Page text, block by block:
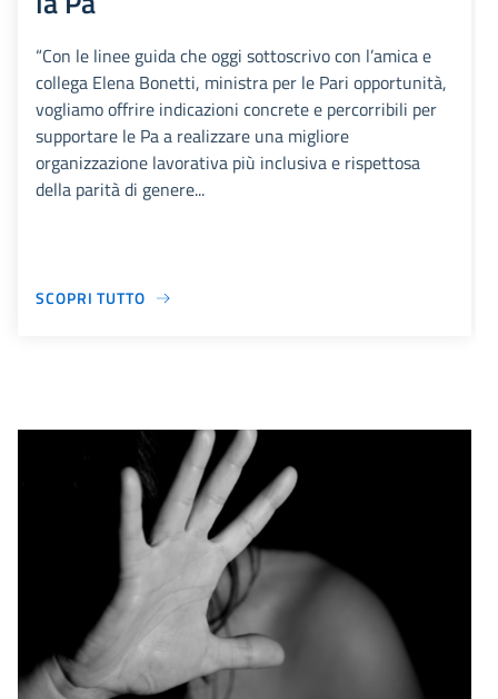
“Con le linee guida che oggi sottoscrivo con l’amica e
collega Elena Bonetti, ministra per le Pari opportunità,
vogliamo offrire indicazioni concrete e percorribili per
supportare le Pa a realizzare una migliore
organizzazione lavorativa più inclusiva e rispettosa
della parità di genere...
SCOPRI TUTTO